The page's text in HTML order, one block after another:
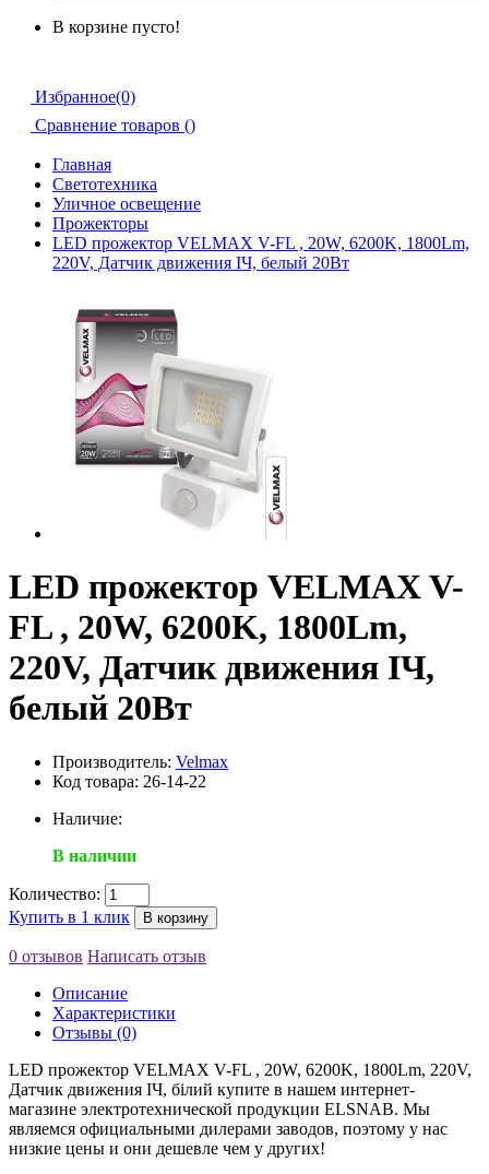
В корзине пусто!
Избранное(0)
Сравнение товаров ()
Главная
Светотехника
Уличное освещение
Прожекторы
LED прожектор VELMAX V-FL , 20W, 6200K, 1800Lm,
220V, Датчик движения ІЧ, белый 20Вт
LED прожектор VELMAX V-
FL , 20W, 6200K, 1800Lm,
220V, Датчик движения ІЧ,
белый 20Вт
Производитель: Velmax
Код товара: 26-14-22
Наличие:
В наличии
Количество:
Купить в 1 клик
В корзину
0 отзывов Написать отзыв
Описание
Характеристики
Отзывы (0)
LED прожектор VELMAX V-FL , 20W, 6200K, 1800Lm, 220V,
Датчик движения ІЧ, білий купите в нашем интернет-
магазине электротехнической продукции ELSNAB. Мы
являемся официальными дилерами заводов, поэтому у нас
низкие цены и они дешевле чем у других!